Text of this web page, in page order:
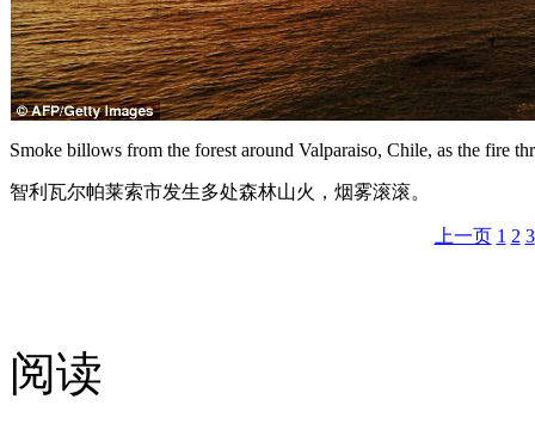
Smoke billows from the forest around Valparaiso, Chile, as the fire
智利瓦尔帕莱索市发生多处森林山火，烟雾滚滚。
上一页 1 2 3
阅读